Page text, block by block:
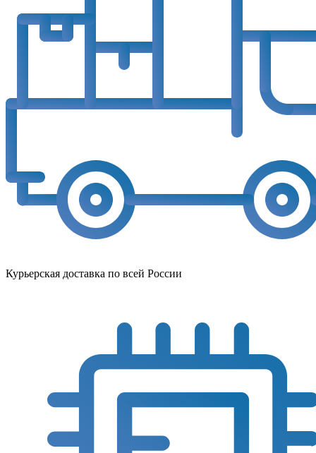
Курьерская доставка по всей России